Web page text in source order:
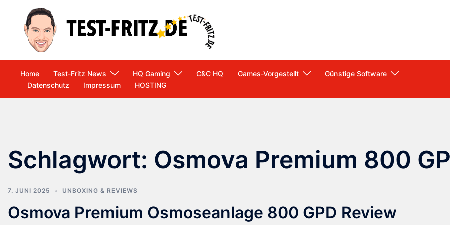
springen
Home Test-Fritz News HQ Gaming C&C HQ Games-Vorgestellt
Günstige Software
Datenschutz
Impressum HOSTING
Schlagwort: Osmova Premium 800
7. JUNI 2025 UNBOXING & REVIEWS
Osmova Premium Osmoseanlage 800 GPD Review